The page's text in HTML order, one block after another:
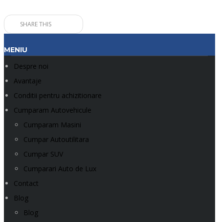
SHARE THIS
MENIU
Despre noi
Avantaje
Conditii pentru achizitionare
Cumparam Autovehicule
Cumparam Masini
Cumpar Autoutilitara
Cumpar SUV
Cumparari Auto de Lux
Contact
Blog
Blog